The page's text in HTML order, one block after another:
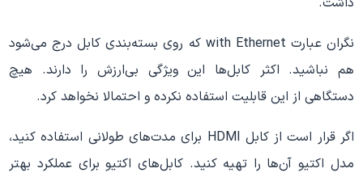
نگران عبارت with Ethernet که روی بسته‌بندی کابل درج می‌شود
هم نباشید. اکثر کابل‌ها این ویژگی بی‌ارزش را دارند. هیچ
دستگاهی از این قابلیت استفاده نکرده و احتمالا نخواهد کرد.
اگر قرار است از کابل‌ HDMI برای مدت‌های طولانی استفاده کنید،
مدل اکتیو آن‌ها را تهیه کنید. کابل‌های اکتیو برای عملکرد بهتر